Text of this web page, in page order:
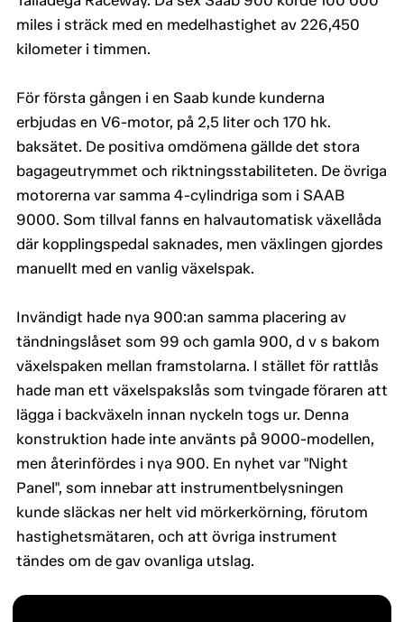
miles i sträck med en medelhastighet av 226,450
kilometer i timmen.
För första gången i en Saab kunde kunderna
erbjudas en V6-motor, på 2,5 liter och 170 hk.
baksätet. De positiva omdömena gällde det stora
bagageutrymmet och riktningsstabiliteten. De övriga
motorerna var samma 4-cylindriga som i SAAB
9000. Som tillval fanns en halvautomatisk växellåda
där kopplingspedal saknades, men växlingen gjordes
manuellt med en vanlig växelspak.
Invändigt hade nya 900:an samma placering av
tändningslåset som 99 och gamla 900, d v s bakom
växelspaken mellan framstolarna. I stället för rattlås
hade man ett växelspakslås som tvingade föraren att
lägga i backväxeln innan nyckeln togs ur. Denna
konstruktion hade inte använts på 9000-modellen,
men återinfördes i nya 900. En nyhet var "Night
Panel", som innebar att instrumentbelysningen
kunde släckas ner helt vid mörkerkörning, förutom
hastighetsmätaren, och att övriga instrument
tändes om de gav ovanliga utslag.